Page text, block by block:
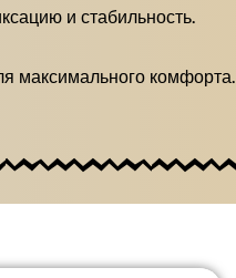
и стабильность.
максимального комфорта.